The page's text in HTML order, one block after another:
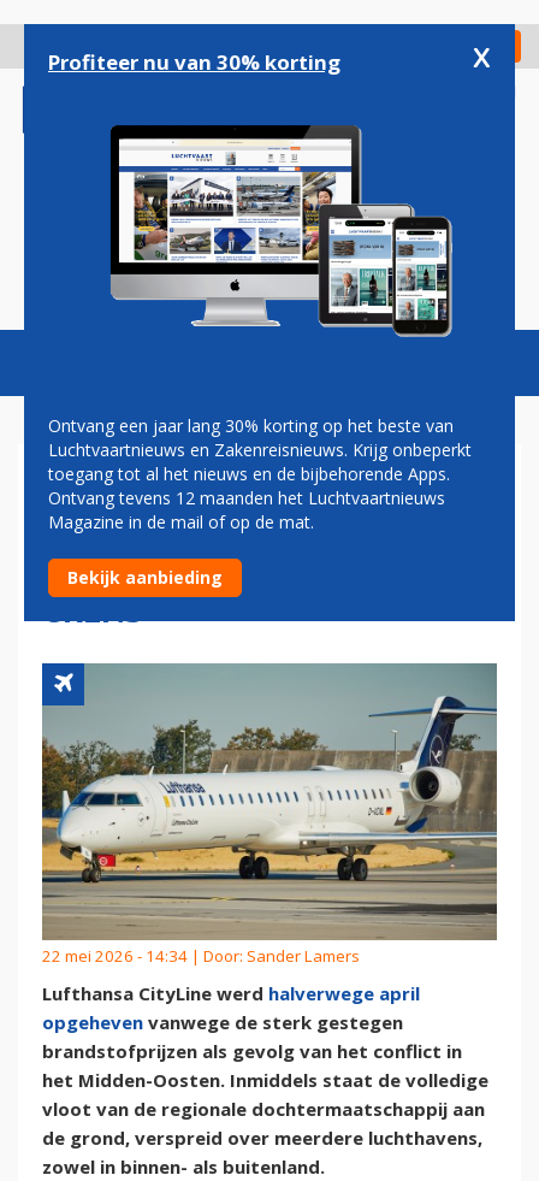
gaan
Check in
Magazine Podcasts Vacatures
LUFTHANSA PARKEERT
VLIEGTUIGEN OPGEHEVEN
CITYLINE OOK VLAK OVER DE
GRENS
22 mei 2026 - 14:34 | Door: Sander Lamers
Lufthansa CityLine werd halverwege april
opgeheven vanwege de sterk gestegen
brandstofprijzen als gevolg van het conflict in
het Midden-Oosten. Inmiddels staat de volledige
vloot van de regionale dochtermaatschappij aan
de grond, verspreid over meerdere luchthavens,
zowel in binnen- als buitenland.
Profiteer nu van 30% korting x
Ontvang een jaar lang 30% korting op het beste van
Luchtvaartnieuws en Zakenreisnieuws. Krijg onbeperkt
toegang tot al het nieuws en de bijbehorende Apps.
Ontvang tevens 12 maanden het Luchtvaartnieuws
Magazine in de mail of op de mat.
Bekijk aanbieding